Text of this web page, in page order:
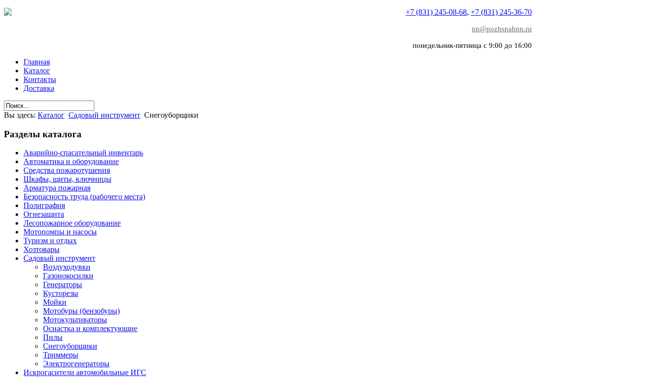
+7 (831) 245-08-68, +7 (831) 245-36-70
nn@pozhsnabnn.ru
понедельник-пятница с 9:00 до 16:00
Главная
Каталог
Контакты
Доставка
Вы здесь: Каталог Садовый инструмент Снегоуборщики
Разделы каталога
Аварийно-спасательный инвентарь
Автоматика и оборудование
Средства пожаротушения
Шкафы, щиты, ключницы
Арматура пожарная
Безопасность труда (рабочего места)
Полиграфия
Огнезащита
Лесопожарное оборудование
Мотопомпы и насосы
Туризм и отдых
Хозтовары
Садовый инструмент
Воздуходувки
Газонокосилки
Генераторы
Кусторезы
Мойки
Мотобуры (бензобуры)
Мотокультиваторы
Оснастка и комплектующие
Пилы
Снегоуборщики
Триммеры
Электрогенераторы
Искрогасители автомобильные ИГС